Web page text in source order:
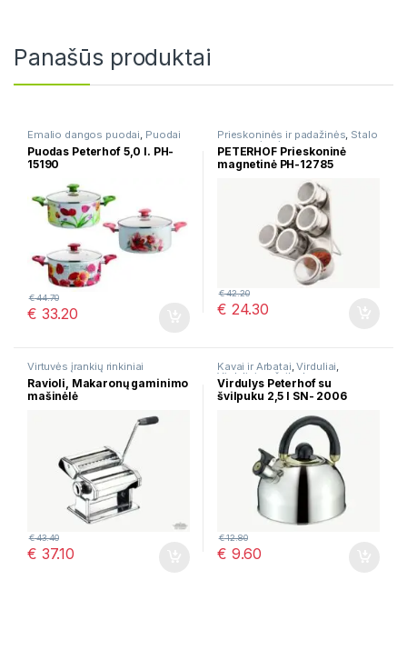
Panašūs produktai
Emalio dangos puodai, Puodai
Puodas Peterhof 5,0 l. PH-
15190
€ 33.20
€44.70
Prieskoninės ir padažinės, Stalo
serveravimui
PETERHOF Prieskoninė
magnetinė PH-12785
€ 24.30
€42.20
Virtuvės įrankių rinkiniai
Ravioli, Makaronų gaminimo
mašinėlė
€ 37.10
€43.40
Kavai ir Arbatai,Virduliai,
Virduliai su švilpuku
Virdulys Peterhof su
švilpuku 2,5 l SN- 2006
€ 9.60
€12.80